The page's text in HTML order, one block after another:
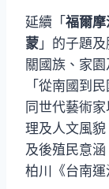
延續「 福爾
蒙 」的子題
關國族、家
「從南國到
同世代藝術
理及人文風
及後殖民意
柏川《台南運